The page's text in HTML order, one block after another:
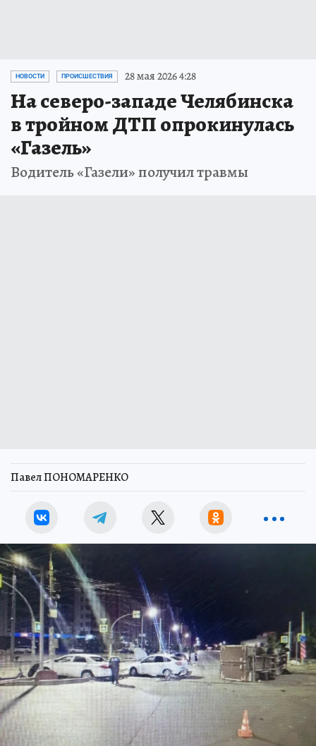
НОВОСТИ ПРОИСШЕСТВИЯ 28 мая 2026 4:28
На северо-западе Челябинска
в тройном ДТП опрокинулась
«Газель»
Водитель «Газели» получил травмы
Павел ПОНОМАРЕНКО